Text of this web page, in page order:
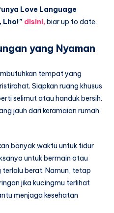
Love Language
disini, biar up to date.
yang Nyaman
tempat yang
Siapkan ruang khusus
selimut atau handuk bersih.
jauh dari keramaian rumah
banyak waktu untuk tidur
untuk bermain atau
berat. Namun, tetap
jika kucingmu terlihat
menjaga kesehatan